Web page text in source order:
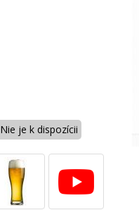
Nie je k dispozícii